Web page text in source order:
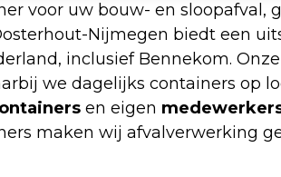
voor uw bouw- en sloopafval,
Nijmegen biedt een
inclusief Bennekom.
we dagelijks containers op
en eigen
maken wij afvalverwerking